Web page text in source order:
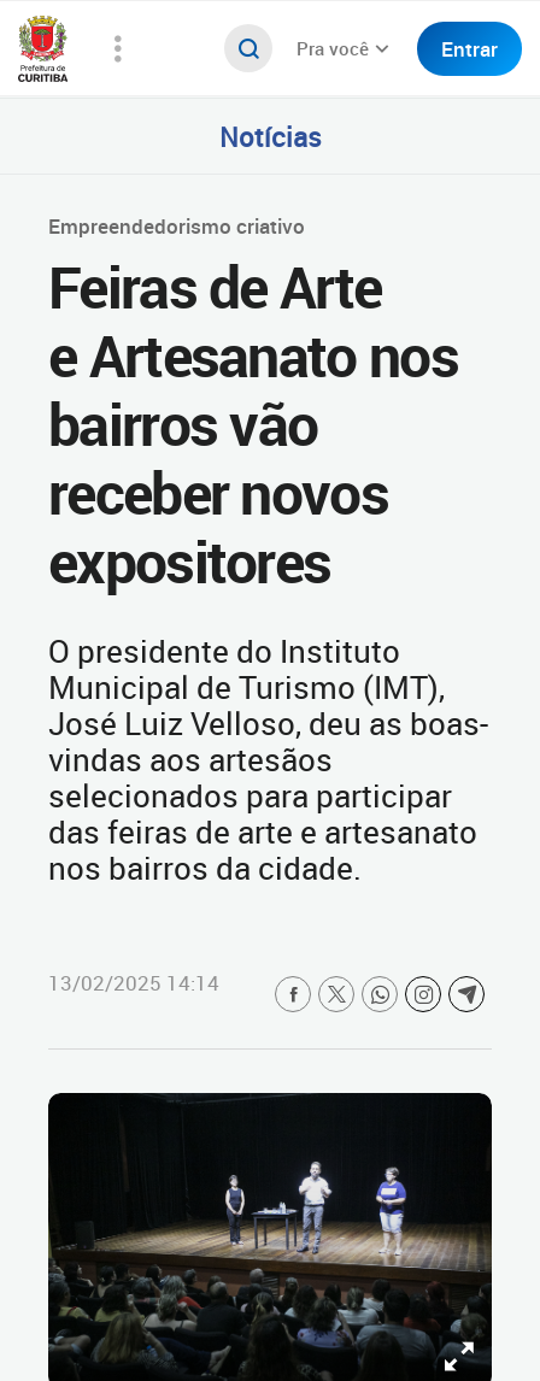
Pra você Entrar
Notícias
Empreendedorismo criativo
Feiras de Arte
e Artesanato nos
bairros vão
receber novos
expositores
O presidente do Instituto
Municipal de Turismo (IMT),
José Luiz Velloso, deu as boas-
vindas aos artesãos
selecionados para participar
das feiras de arte e artesanato
nos bairros da cidade.
13/02/2025 14:14